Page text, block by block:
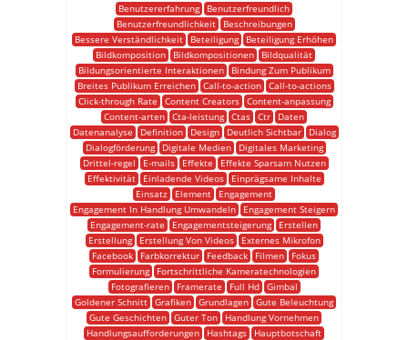
Benutzererfahrung
Benutzerfreundlich
Benutzerfreundlichkeit
Beschreibungen
Bessere Verständlichkeit
Beteiligung
Beteiligung Erhöhen
Bildkomposition
Bildkompositionen
Bildqualität
Bildungsorientierte Interaktionen
Bindung Zum Publikum
Breites Publikum Erreichen
Call-to-action
Call-to-actions
Click-through Rate
Content Creators
Content-anpassung
Content-arten Cta-leistung Ctas Ctr
Daten
Datenanalyse
Definition Design Deutlich Sichtbar
Dialog
Dialogförderung
Digitale Medien
Digitales Marketing
Drittel-regel
E-mails Effekte
Effekte Sparsam Nutzen
Effektivität
Einladende Videos
Einprägsame Inhalte
Einsatz
Element
Engagement
Engagement In Handlung Umwandeln
Engagement Steigern
Engagement-rate
Engagementsteigerung
Erstellen
Erstellung
Erstellung Von Videos
Externes Mikrofon
Facebook
Farbkorrektur Feedback Filmen
Fokus
Formulierung
Fortschrittliche Kameratechnologien
Fotografieren
Framerate Full Hd
Gimbal
Goldener Schnitt Grafiken Grundlagen Gute Beleuchtung
Gute Geschichten Guter Ton
Handlung Vornehmen
Handlungsaufforderungen
Hashtags
Hauptbotschaft